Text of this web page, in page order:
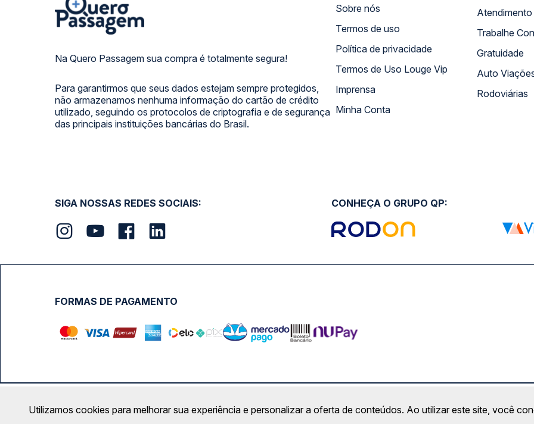
Na Quero Passagem sua compra é totalmente segura!
Para garantirmos que seus dados estejam sempre protegidos,
não armazenamos nenhuma informação do cartão de crédito
utilizado, seguindo os protocolos de criptografia e de segurança
das principais instituições bancárias do Brasil.
Sobre nós
Termos de uso
Política de privacidade
Termos de Uso Louge Vip
Imprensa
Minha Conta
Trabalhe
Gratuidade
Auto
Rodoviárias
SIGA NOSSAS REDES SOCIAIS: CONHEÇA O GRUPO QP:
FORMAS DE PAGAMENTO
Calçada das Margaridas, 163 - Sala 02 - Condomínio Centro Comercial Alphaville, Barueri - SP | CEP: 06453-038 |
Utilizamos cookies para melhorar sua experiência e personalizar a oferta de conteúdos. Ao utilizar este site, você